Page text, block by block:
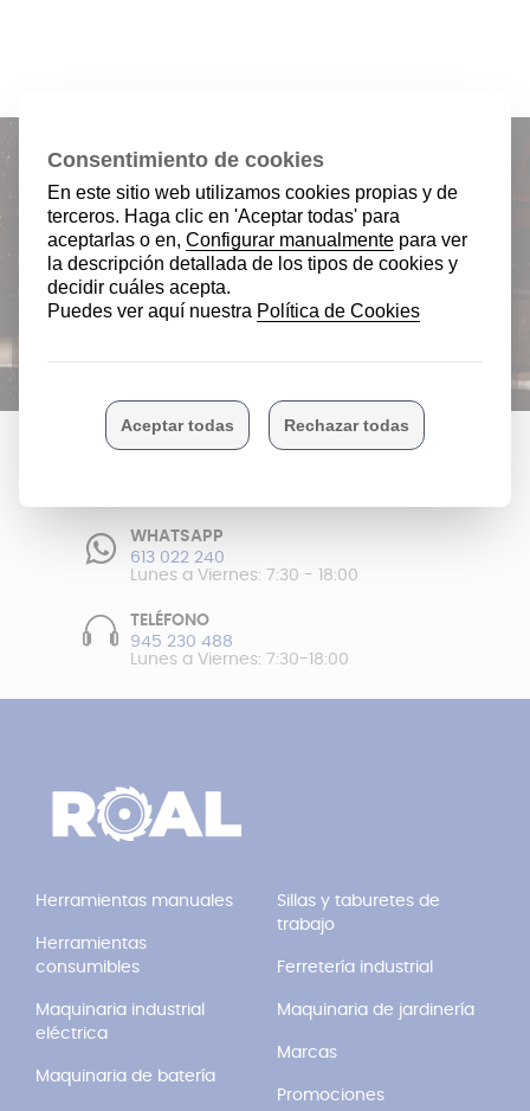
¿Quieres recibir ofertas especiales y
novedades? Suscríbete a nuestro
boletín.
ENVÍOS GRATIS
WHATSAPP
613 022 240
Lunes a Viernes: 7:30 - 18:00
TELÉFONO
945 230 488
Lunes a Viernes: 7:30-18:00
Herramientas manuales
Herramientas
consumibles
Maquinaria industrial
eléctrica
Maquinaria de batería
Sillas y taburetes de
trabajo
Ferretería industrial
Maquinaria de jardinería
Marcas
Promociones